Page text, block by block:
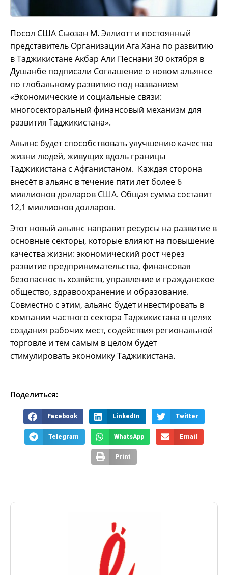
Посол США Сьюзан М. Эллиотт и постоянный
представитель Организации Ага Хана по развитию
в Таджикистане Акбар Али Песнани 30 октября в
Душанбе подписали Соглашение о новом альянсе
по глобальному развитию под названием
«Экономические и социальные связи:
многосекторальный финансовый механизм для
развития Таджикистана».
Альянс будет способствовать улучшению качества
жизни людей, живущих вдоль границы
Таджикистана с Афганистаном. Каждая сторона
внесёт в альянс в течение пяти лет более 6
миллионов долларов США. Общая сумма составит
12,1 миллионов долларов.
Этот новый альянс направит ресурсы на развитие в
основные секторы, которые влияют на повышение
качества жизни: экономический рост через
развитие предпринимательства, финансовая
безопасность хозяйств, управление и гражданское
общество, здравоохранение и образование.
Совместно с этим, альянс будет инвестировать в
компании частного сектора Таджикистана в целях
создания рабочих мест, содействия региональной
торговле и тем самым в целом будет
стимулировать экономику Таджикистана.
Поделиться:
Facebook LinkedIn Twitter
Telegram WhatsApp Email
Print